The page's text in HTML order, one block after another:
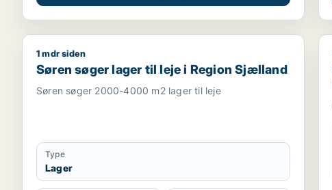
Søren søger lager til leje i Region Sjælland
1 mdr siden
Søren søger lager til leje i Region Sjælland
Søren søger 2000-4000 m2 lager til leje
Type
Lager